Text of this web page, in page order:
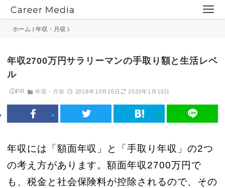
ホーム 年収・月収
年収2700万円サラリーマンの手取り額と生活レベ
ル
PR 年収・月収 2018年10月16日 2023年1月13日
年収には「額面年収」と「手取り年収」の2つ
の考え方があります。額面年収2700万円で
も、税金と社会保険料が控除されるので、その